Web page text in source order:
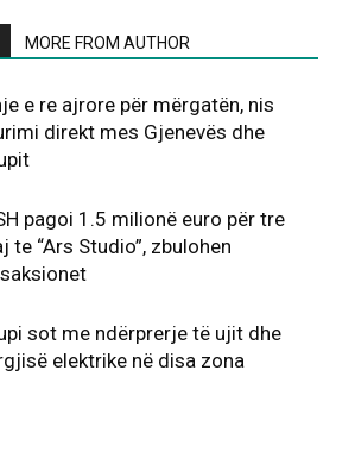
MORE FROM AUTHOR
e re ajrore për mërgatën, nis
direkt mes Gjenevës dhe
pagoi 1.5 milionë euro për tre
te “Ars Studio”, zbulohen
sot me ndërprerje të ujit dhe
elektrike në disa zona